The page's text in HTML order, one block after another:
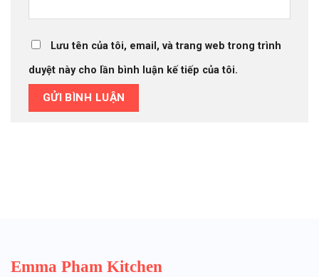
Lưu tên của tôi, email, và trang web trong trình
duyệt này cho lần bình luận kế tiếp của tôi.
Emma Pham Kitchen